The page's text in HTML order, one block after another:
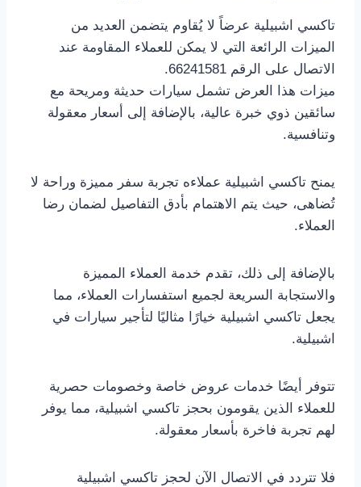
تاكسي اشبيلية عرضاً لا يُقاوم يتضمن العديد من
الميزات الرائعة التي لا يمكن للعملاء المقاومة عند
الاتصال على الرقم 66241581.
ميزات هذا العرض تشمل سيارات حديثة ومريحة مع
سائقين ذوي خبرة عالية، بالإضافة إلى أسعار معقولة
وتنافسية.
يمنح تاكسي اشبيلية عملاءه تجربة سفر مميزة وراحة لا
تُضاهى، حيث يتم الاهتمام بأدق التفاصيل لضمان رضا
العملاء.
بالإضافة إلى ذلك، تقدم خدمة العملاء المميزة
والاستجابة السريعة لجميع استفسارات العملاء، مما
يجعل تاكسي اشبيلية خيارًا مثاليًا لتأجير سيارات في
اشبيلية.
تتوفر أيضًا خدمات عروض خاصة وخصومات حصرية
للعملاء الذين يقومون بحجز تاكسي اشبيلية، مما يوفر
لهم تجربة فاخرة بأسعار معقولة.
فلا تتردد في الاتصال الآن لحجز تاكسي اشبيلية